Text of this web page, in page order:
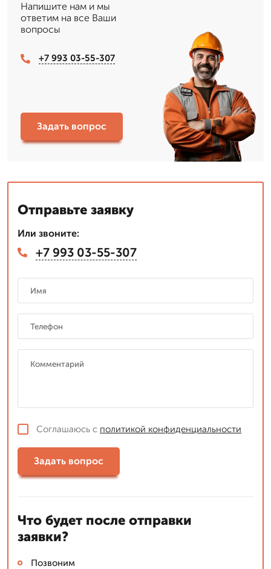
Напишите нам и мы
ответим на все Ваши
вопросы
+7 993 03-55-307
Задать вопрос
Отправьте заявку
Или звоните:
+7 993 03-55-307
Соглашаюсь с политикой конфиденциальности
Задать вопрос
Что будет после отправки
заявки?
Позвоним